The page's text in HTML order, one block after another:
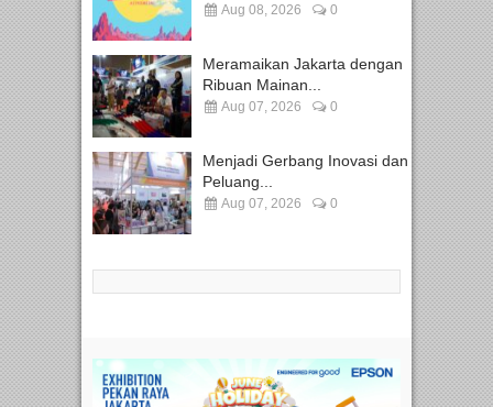
Aug 08, 2026 0
Meramaikan Jakarta dengan
Ribuan Mainan...
Aug 07, 2026 0
Menjadi Gerbang Inovasi dan
Peluang...
Aug 07, 2026 0